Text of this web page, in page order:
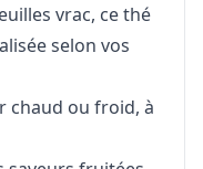
vrac, ce thé
selon vos
chaud ou froid, à